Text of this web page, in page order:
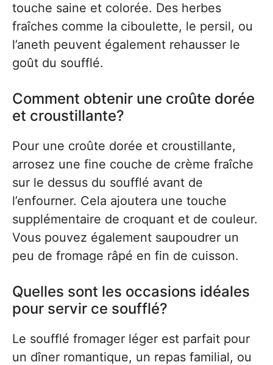
touche saine et colorée. Des herbes
fraîches comme la ciboulette, le persil, ou
l’aneth peuvent également rehausser le
goût du soufflé.
Comment obtenir une croûte dorée
et croustillante?
Pour une croûte dorée et croustillante,
arrosez une fine couche de crème fraîche
sur le dessus du soufflé avant de
l’enfourner. Cela ajoutera une touche
supplémentaire de croquant et de couleur.
Vous pouvez également saupoudrer un
peu de fromage râpé en fin de cuisson.
Quelles sont les occasions idéales
pour servir ce soufflé?
Le soufflé fromager léger est parfait pour
un dîner romantique, un repas familial, ou